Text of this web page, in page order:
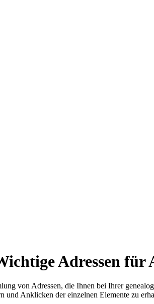
Adressen für
von Adressen, die Ihnen bei Ihrer
und Anklicken der einzelnen Elemente zu